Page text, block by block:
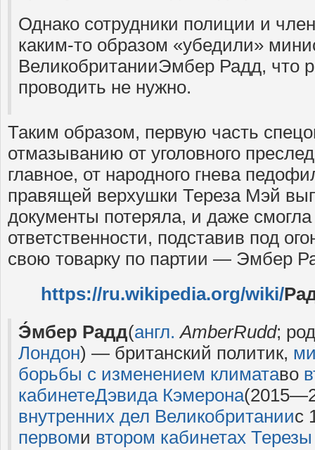
Однако сотрудники полиции и
каким-то образом «убедили»
ВеликобританииЭмбер Радд, что
проводить не нужно.
Таким образом, первую часть
отмазыванию от уголовного
главное, от народного гнева
правящей верхушки Тереза Мэй
документы потеряла, и даже
ответственности, подставив под
свою товарку по партии — Эмбер
https://ru.wikipedia.org/wiki/
Э́мбер Радд(англ. AmberRudd;
Лондон) — британский политик,
борьбы с изменением климатаво
кабинетеДэвида Кэмерона
внутренних дел Великобританиис
первоми втором кабинетах